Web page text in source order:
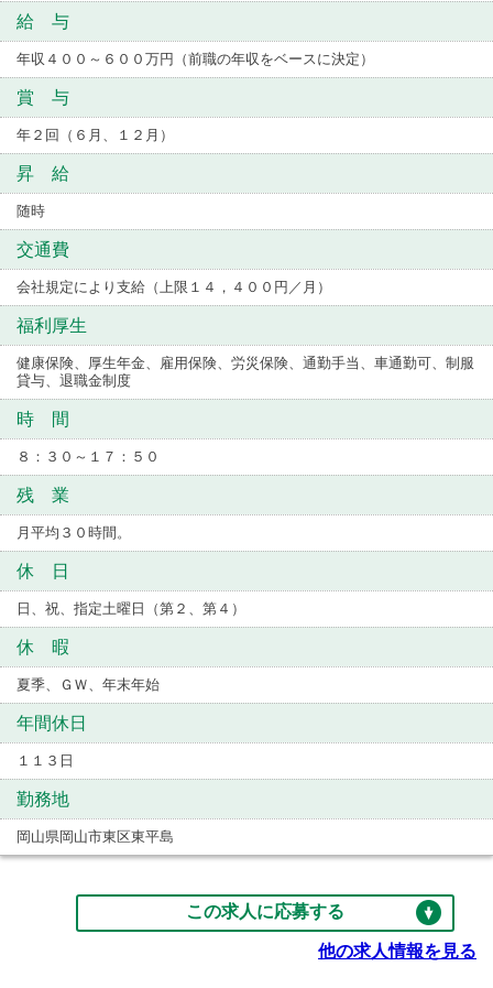
給 与
年収４００～６００万円（前職の年収をベースに決定）
賞 与
年２回（６月、１２月）
昇 給
随時
交通費
会社規定により支給（上限１４，４００円／月）
福利厚生
健康保険、厚生年金、雇用保険、労災保険、通勤手当、車通勤可、制服
貸与、退職金制度
時 間
８：３０～１７：５０
残 業
月平均３０時間。
休 日
日、祝、指定土曜日（第２、第４）
休 暇
夏季、ＧＷ、年末年始
年間休日
１１３日
勤務地
岡山県岡山市東区東平島
この求人に応募する
他の求人情報を見る